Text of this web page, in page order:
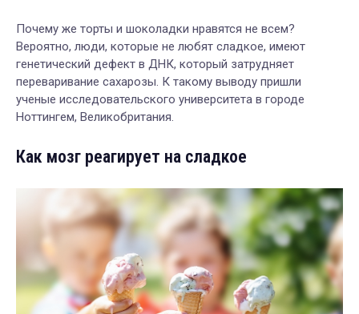
Почему же торты и шоколадки нравятся не всем?
Вероятно, люди, которые не любят сладкое, имеют
генетический дефект в ДНК, который затрудняет
переваривание сахарозы. К такому выводу пришли
ученые исследовательского университета в городе
Ноттингем, Великобритания.
Как мозг реагирует на сладкое